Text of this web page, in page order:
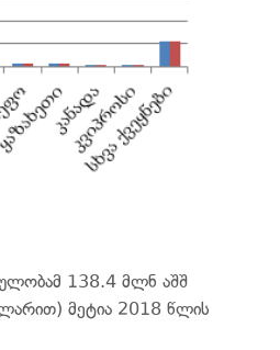
138.4 მლნ აშშ
მეტია 2018 წლის